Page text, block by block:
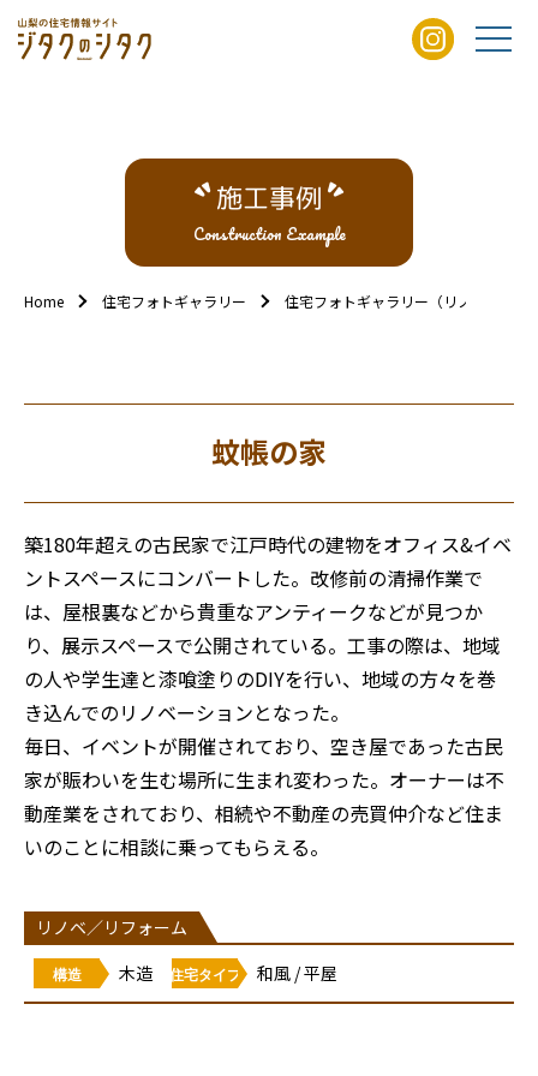
施工事例
Construction Example
Home 住宅フォトギャラリー 住宅フォトギャラリー（リノベ/リフ
蚊帳の家
築180年超えの古民家で江戸時代の建物をオフィス&イベ
ントスペースにコンバートした。改修前の清掃作業で
は、屋根裏などから貴重なアンティークなどが見つか
り、展示スペースで公開されている。工事の際は、地域
の人や学生達と漆喰塗りのDIYを行い、地域の方々を巻
き込んでのリノベーションとなった。
毎日、イベントが開催されており、空き屋であった古民
家が賑わいを生む場所に生まれ変わった。オーナーは不
動産業をされており、相続や不動産の売買仲介など住ま
いのことに相談に乗ってもらえる。
リノベ／リフォーム
構造 木造 住宅タイプ 和風 / 平屋